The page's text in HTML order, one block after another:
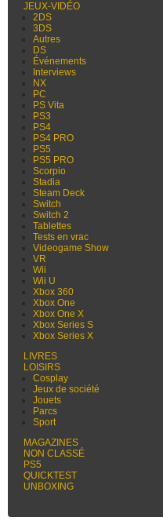
JEUX-VIDÉO
2DS
3DS
Autres
DS
Événements
Interviews
NX
PC
PS Vita
PS3
PS4
PS4 PRO
PS5
PS5 PRO
Scorpio
Stadia
Steam Deck
Switch
Switch 2
Tablettes
Tests en vrac
Videogame Show
VR
Wii
Wii U
Xbox 360
Xbox One
Xbox One X
Xbox Series S
Xbox Series X
LIVRES
LOISIRS
Cosplay
Jeux de société
Jouets
Parcs
Sport
MAGAZINES
NON CLASSÉ
PS5
QUICKTEST
UNBOXING